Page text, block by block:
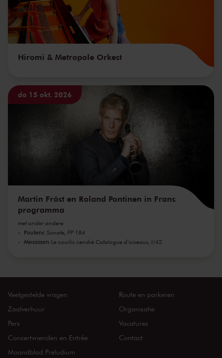
Hiromi & Metropole Orkest
do 15 okt. 2026
Martin Fröst en Roland Pontinen in Frans
programma
met onder andere
Poulenc Sonate, FP 184
Messiaen Le courlis cendré Catalogue d'oiseaux, I/42
Veelgestelde vragen
Zaalverhuur
Pers
Concertvrienden en Entrée
Maandblad Preludium
Route en parkeren
Organisatie
Vacatures
Contact